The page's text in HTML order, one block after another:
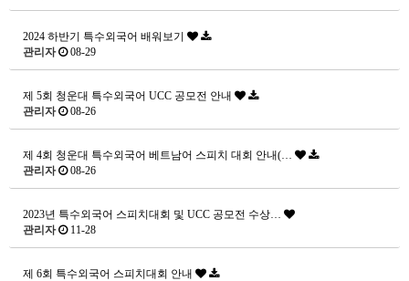
2024 하반기 특수외국어 배워보기
관리자
08-29
제 5회 청운대 특수외국어 UCC 공모전 안내
관리자
08-26
제 4회 청운대 특수외국어 베트남어 스피치 대회 안내(…
관리자
08-26
2023년 특수외국어 스피치대회 및 UCC 공모전 수상…
관리자
11-28
제 6회 특수외국어 스피치대회 안내